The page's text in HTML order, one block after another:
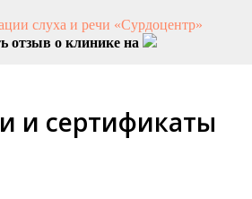
слуха и речи «Сурдоцентр»
отзыв о клинике на
и сертификаты